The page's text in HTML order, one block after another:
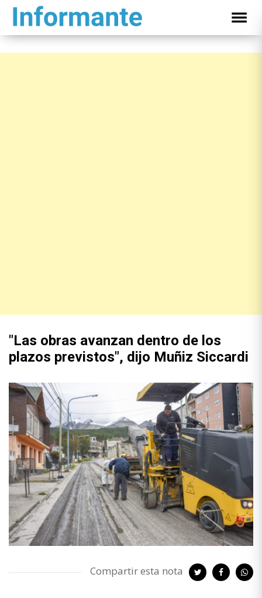
"Las obras avanzan dentro de los
plazos previstos", dijo Muñiz Siccardi
Compartir esta nota